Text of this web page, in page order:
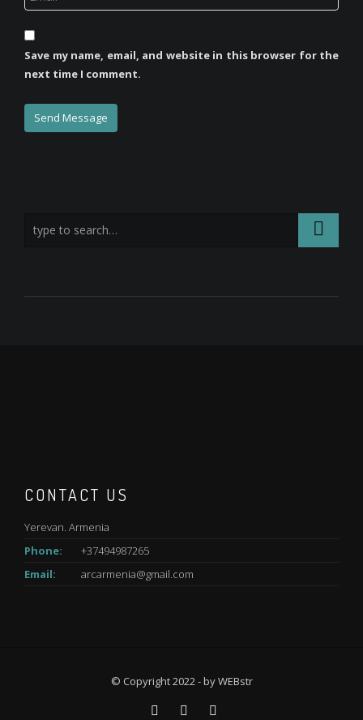
Save my name, email, and website in this browser for the
next time I comment.
CONTACT US
Yerevan. Armenia
Phone:
+37494987265
Email:
arcarmenia@gmail.com
© Copyright 2022 - byWEBstr